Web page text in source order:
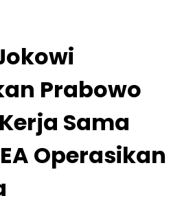
Prabowo
Sama
Operasikan